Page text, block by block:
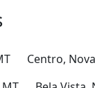
Centro,